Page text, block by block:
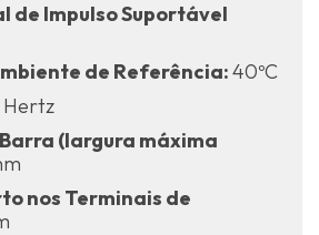
de Impulso Suportável
de Referência:40ºC
(largura máxima
nos Terminais de